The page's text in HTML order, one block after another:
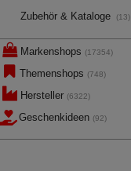
Zubehör & Kataloge (13)
Markenshops (17354)
Themenshops (748)
Hersteller (6322)
Geschenkideen (92)